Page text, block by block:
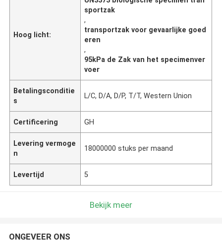
Hoog licht:
sportzak
,
transportzak voor gevaarlijke goed
eren
,
95kPa de Zak van het specimenver
voer
Betalingsconditie
s
L/C, D/A, D/P, T/T, Western Union
Certificering GH
Levering vermoge
n
18000000 stuks per maand
Levertijd 5
Bekijk meer
ONGEVEER ONS